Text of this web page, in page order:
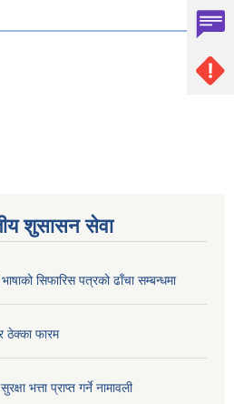
शुसासन सेवा
सिफारिस पत्रको ढाँचा सम्बन्धमा
ठेक्का फारम
भत्ता प्राप्त गर्ने नामावली